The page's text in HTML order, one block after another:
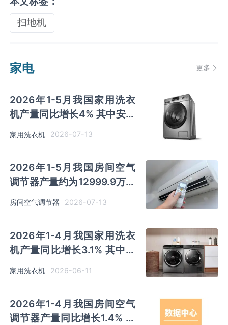
扫地机
家电 更多
2026年1-5月我国家用洗衣
机产量同比增长4% 其中安徽
二
家用洗衣机 2026-07-13
2026年1-5月我国房间空气
调节器产量约为12999.9万吨
同比增长0.9% 其中广东产量
占比36.5%
房间空气调节器 2026-07-13
2026年1-4月我国家用洗衣
机产量同比增长3.1% 其中安
徽及江苏以超千万台产量排名
前二
家用洗衣机 2026-06-11
2026年1-4月我国房间空气
调节器产量同比增长1.4% 其